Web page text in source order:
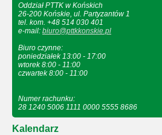
Oddział PTTK w Końskich
26-200 Końskie, ul. Partyzantów 1
tel. kom. +48 514 030 401
e-mail: biuro@pttkkonskie.pl
Biuro czynne:
poniedziałek 13:00 - 17:00
wtorek 8:00 - 11:00
czwartek 8:00 - 11:00
Numer rachunku:
28 1240 5006 1111 0000 5555 8686
Kalendarz